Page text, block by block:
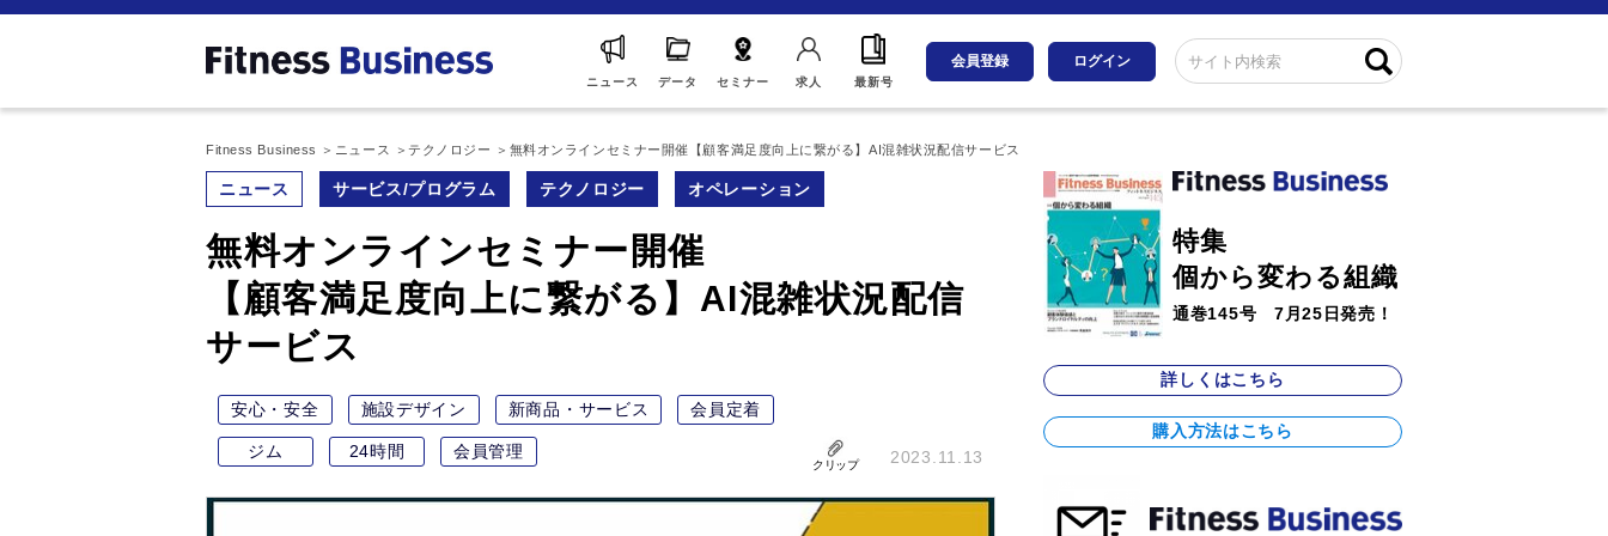
ニュース データ セミナー 求人 最新号
会員登録 ログイン
Fitness Business ニュース テクノロジー 無料オンラインセミナー開催【顧客満足度向上に繋がる】AI混雑状況配信サービス
ニュース サービス/プログラム テクノロジー オペレーション
無料オンラインセミナー開催
【顧客満足度向上に繋がる】AI混雑状況配信
サービス
安心・安全 施設デザイン 新商品・サービス 会員定着
ジム 24時間 会員管理
クリップ 2023.11.13
特集
個から変わる組織
通巻145号 7月25日発売！
詳しくはこちら
購入方法はこちら